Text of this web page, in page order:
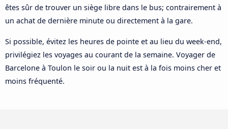
êtes sûr de trouver un siège libre dans le bus; contrairement à
un achat de dernière minute ou directement à la gare.
Si possible, évitez les heures de pointe et au lieu du week-end,
privilégiez les voyages au courant de la semaine. Voyager de
Barcelone à Toulon le soir ou la nuit est à la fois moins cher et
moins fréquenté.